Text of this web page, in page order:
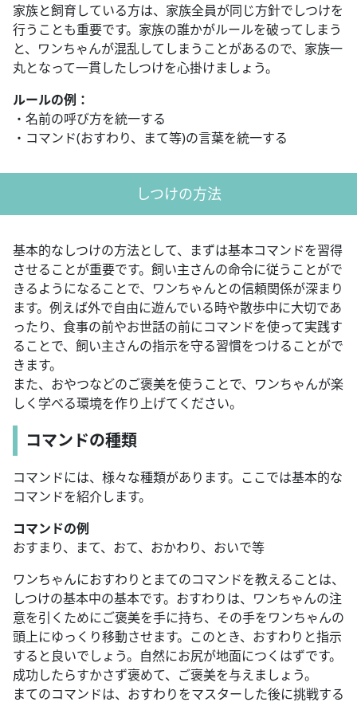
家族と飼育している方は、家族全員が同じ方針でしつけを
行うことも重要です。家族の誰かがルールを破ってしまう
と、ワンちゃんが混乱してしまうことがあるので、家族一
丸となって一貫したしつけを心掛けましょう。
ルールの例：
・名前の呼び方を統一する
・コマンド(おすわり、まて等)の言葉を統一する
しつけの方法
基本的なしつけの方法として、まずは基本コマンドを習得
させることが重要です。飼い主さんの命令に従うことがで
きるようになることで、ワンちゃんとの信頼関係が深まり
ます。例えば外で自由に遊んでいる時や散歩中に大切であ
ったり、食事の前やお世話の前にコマンドを使って実践す
ることで、飼い主さんの指示を守る習慣をつけることがで
きます。
また、おやつなどのご褒美を使うことで、ワンちゃんが楽
しく学べる環境を作り上げてください。
コマンドの種類
コマンドには、様々な種類があります。ここでは基本的な
コマンドを紹介します。
コマンドの例
おすまり、まて、おて、おかわり、おいで等
ワンちゃんにおすわりとまてのコマンドを教えることは、
しつけの基本中の基本です。おすわりは、ワンちゃんの注
意を引くためにご褒美を手に持ち、その手をワンちゃんの
頭上にゆっくり移動させます。このとき、おすわりと指示
すると良いでしょう。自然にお尻が地面につくはずです。
成功したらすかさず褒めて、ご褒美を与えましょう。
まてのコマンドは、おすわりをマスターした後に挑戦する